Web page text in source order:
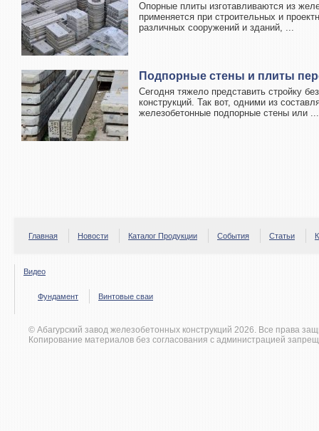
Опорные плиты изготавливаются из
применяется при строительных и
различных сооружений и зданий, ...
Подпорные стены и плиты
Сегодня тяжело представить стройку
конструкций. Так вот, одними из
железобетонные подпорные стены или ...
Главная Новости Каталог Продукции События Статьи
Видео
Фундамент Винтовые сваи
© Абагурский завод железобетонных конструкций 2026. Все права
Копирование материалов без согласования с администрацией